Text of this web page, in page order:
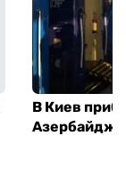
В Киев